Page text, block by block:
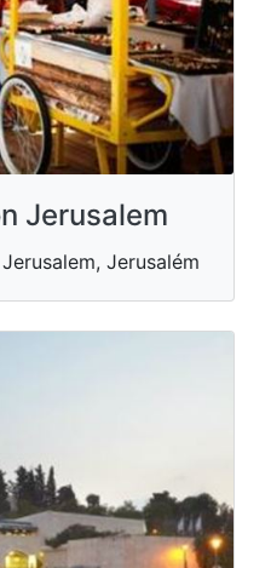
Jerusalem
Jerusalém